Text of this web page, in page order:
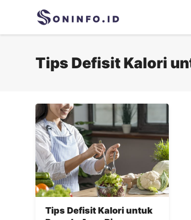
Tips Defisit Kalori
Tips Defisit Kalori untuk